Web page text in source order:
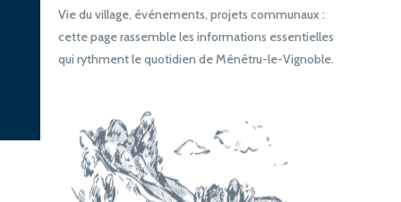
Vie du village, événements, projets communaux :
cette page rassemble les informations essentielles
qui rythment le quotidien de Ménétru-le-Vignoble.